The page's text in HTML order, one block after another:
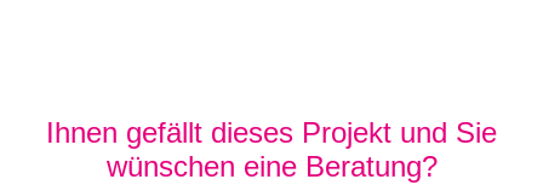
Ihnen gefällt dieses Projekt und Sie
wünschen eine Beratung?